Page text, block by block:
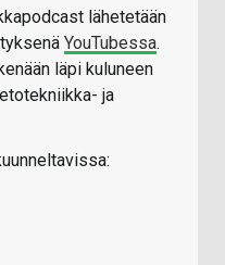
lähetetään
YouTubessa.
läpi kuluneen
ja